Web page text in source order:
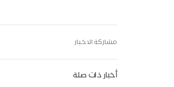
مشاركة الاخبار
أخبار ذات صلة